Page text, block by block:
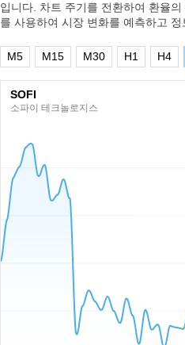
입니다. 차트 주기를 전환하여 환율
를 사용하여 시장 변화를 예측하고
M5 M15 M30 H1 H4
SOFI
소파이 테크놀로지스